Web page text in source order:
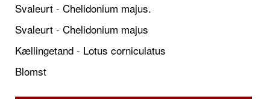
Svaleurt - Chelidonium majus.
Svaleurt - Chelidonium majus
Kællingetand - Lotus corniculatus
Blomst